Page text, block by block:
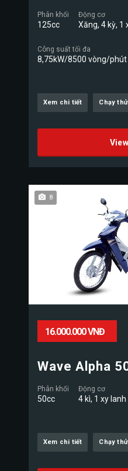
Phân khối
125cc
Động cơ
Xăng, 4 kỳ, 1
Công suất tối đa
8,75kW/8500 vòng/phút
Xem chi tiết Chạy thử
8
16.000.000 VNĐ
Wave Alpha
Phân khối
50cc
Động cơ
4 kì, 1 xy lanh
Xem chi tiết Chạy thử